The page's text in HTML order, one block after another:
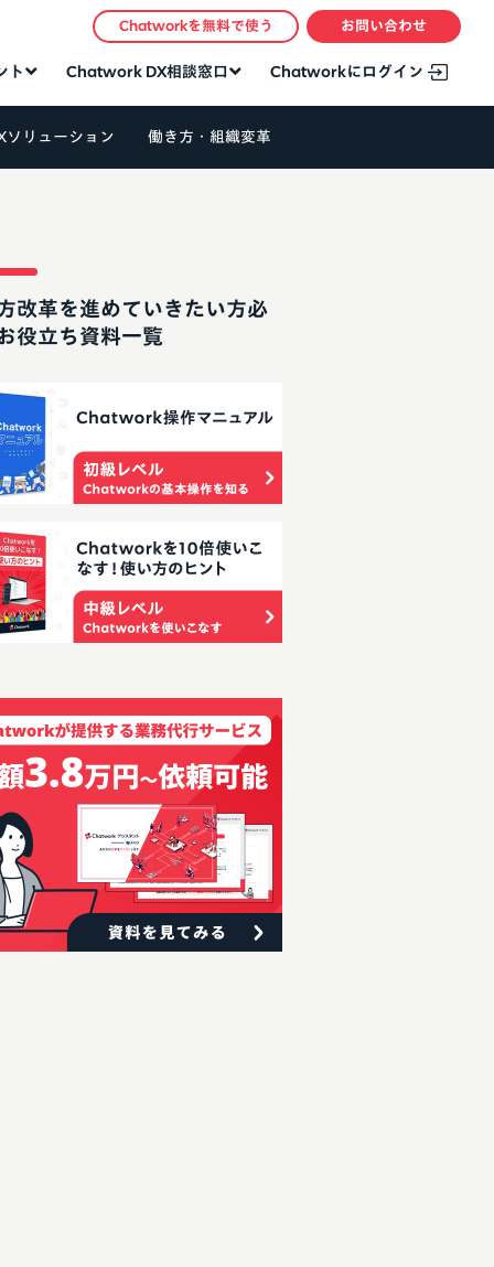
ト Chatwork DX相談窓口 Chatworkにログイン
Chatworkを無料で使う お問い合わせ
ソリューション 働き方・組織変革
改革を進めていきたい方必
役立ち資料一覧